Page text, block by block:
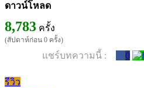
ดาวน์โหลด
8,783 ครั้ง
(สัปดาห์ก่อน 0 ครั้ง)
แชร์บทความนี้ : 0
รีวิว